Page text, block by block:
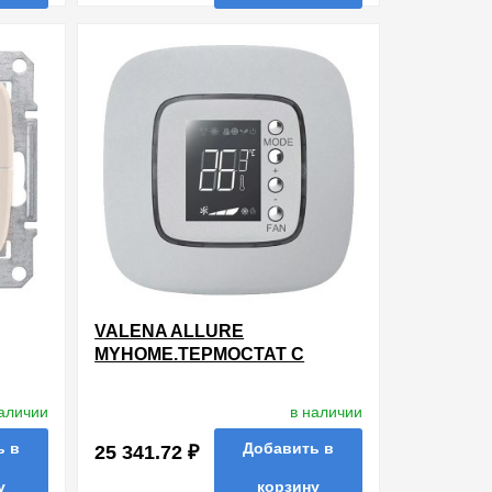
в
VALENA ALLURE
MYHOME.ТЕРМОСТАТ С
25 341.72 ₽
в наличии
Добавить в
корзину